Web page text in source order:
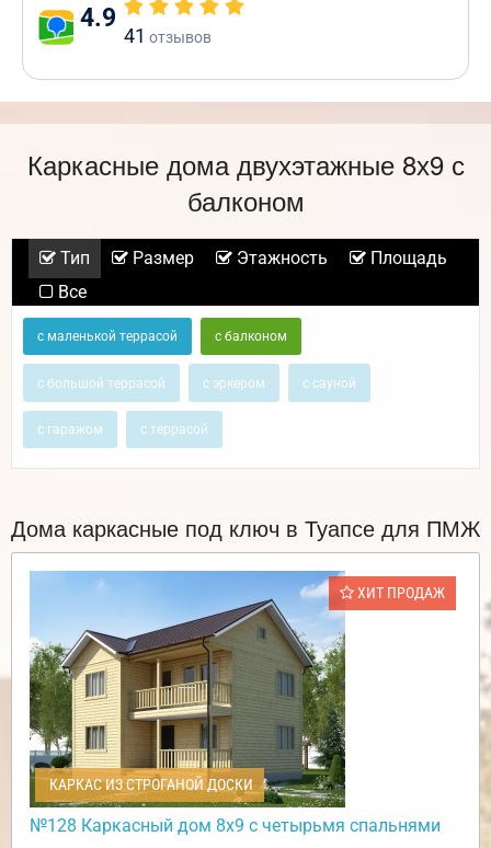
4.9
41 отзывов
Каркасные дома двухэтажные 8х9 с
балконом
Тип Размер Этажность
Площадь
Все
с маленькой террасой с балконом
с большой террасой с эркером с сауной
с гаражом с террасой
Дома каркасные под ключ в Туапсе для ПМЖ
ХИТ ПРОДАЖ
КАРКАС ИЗ СТРОГАНОЙ ДОСКИ
№128 Каркасный дом 8х9 с четырьмя спальнями